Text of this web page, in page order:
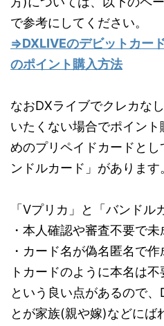
で参考にしてください。
⇒DXLIVEのデビットカー
のポイント購入方法
なおDXライブでクレカな
いたくない場合でポイン
めのプリペイドカードと
ンドルカード」があります
「Vプリカ」と「バンドル
・本人確認や審査不要で
・カード名が偽名匿名で
トカードのように本名は不
という良い点があるので
とが家族(親や嫁)などにば